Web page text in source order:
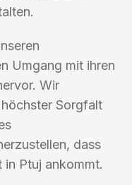
Umgang mit ihren
Wir
Sorgfalt
dass
in Ptuj ankommt.